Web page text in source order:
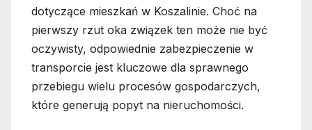
dotyczące mieszkań w Koszalinie. Choć na
pierwszy rzut oka związek ten może nie być
oczywisty, odpowiednie zabezpieczenie w
transporcie jest kluczowe dla sprawnego
przebiegu wielu procesów gospodarczych,
które generują popyt na nieruchomości.